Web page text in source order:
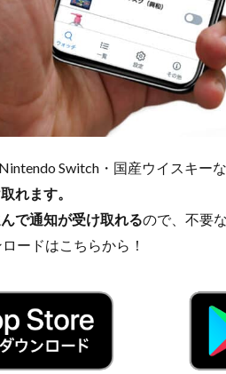
Switch・国産ウイスキー
れます。
で通知が受け取れるので、不要
ードはこちらから！